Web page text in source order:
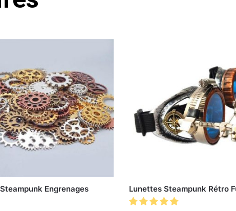
Engrenages Lunettes Steampunk Rétro